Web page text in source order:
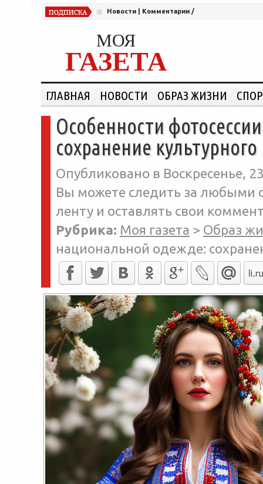
Новости Комментарии /
МОЯ
ГАЗЕТА
ГЛАВНАЯ НОВОСТИ ОБРАЗ ЖИЗНИ
Особенности
сохранение
Опубликовано в Воскресенье,
Вы можете следить за любыми
ленту и оставлять свои
Рубрика: Моя газета > Образ
национальной одежде: